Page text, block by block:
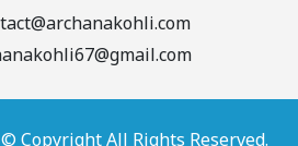
© CopyrightAll Rights Reserved.